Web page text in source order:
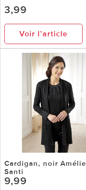
3,99
Voir l’article
Cardigan, noir
Santi
9,99